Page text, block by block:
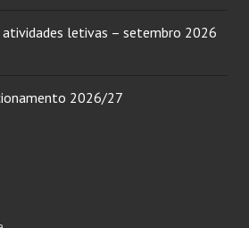
atividades letivas – setembro 2026
2026/27